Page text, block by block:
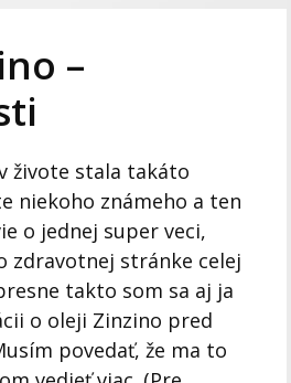
–
živote stala takáto
niekoho známeho a ten
o jednej super veci,
zdravotnej stránke celej
takto som sa aj ja
o oleji Zinzino pred
povedať, že ma to